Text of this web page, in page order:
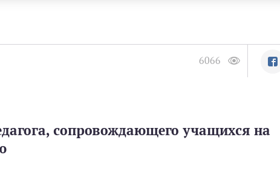
6066
сопровождающего учащихся на